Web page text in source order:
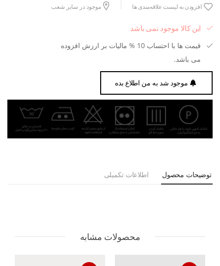
افزودن به لیست علاقه‌مندی ها موجود در سایر شعب
این کالا موجود نمی باشد
قیمت ها با احتساب 10 % مالیات بر ارزش افزوده
می باشد.
موجود شد به من اطلاع بده
توضیحات محصول اطلاعات تکمیلی
محصولات مشابه